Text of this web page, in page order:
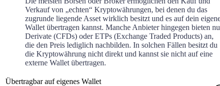
Verkauf von „echten“ Kryptowährungen, bei denen du das
zugrunde liegende Asset wirklich besitzt und es auf dein
Wallet übertragen kannst. Manche Anbieter hingegen bieten
Derivate (CFDs) oder ETPs (Exchange Traded Products) an,
die den Preis lediglich nachbilden. In solchen Fällen besitzt du
die Kryptowährung nicht direkt und kannst sie nicht auf eine
externe Wallet übertragen.
Übertragbar auf eigenes Wallet